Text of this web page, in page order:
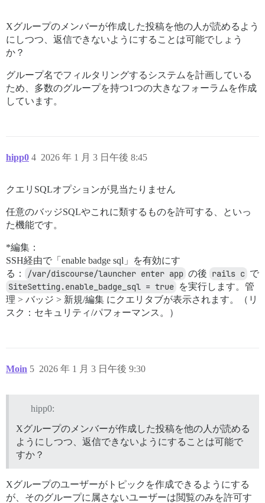
Xグループのメンバーが作成した投稿を他の人が読めるよう
にしつつ、返信できないようにすることは可能でしょう
か？
グループ名でフィルタリングするシステムを計画している
ため、多数のグループを持つ1つの大きなフォーラムを作成
しています。
hipp0 2026 年 1 月 3 日午後 8:45
4
クエリSQLオプションが見当たりません
任意のバッジSQLやこれに類するものを許可する、といっ
た機能です。
*編集：
SSH経由で「enable badge sql」を有効にす
る：
/var/discourse/launcher enter app の後 rails c で
SiteSetting.enable_badge_sql = true を実行します。管
理 > バッジ > 新規/編集 にクエリタブが表示されます。（リ
スク：セキュリティ/パフォーマンス。）
Moin 2026 年 1 月 3 日午後 9:30
5
hipp0:
Xグループのメンバーが作成した投稿を他の人が読める
ようにしつつ、返信できないようにすることは可能で
すか？
Xグループのユーザーがトピックを作成できるようにする
が、そのグループに属さないユーザーは閲覧のみを許可す